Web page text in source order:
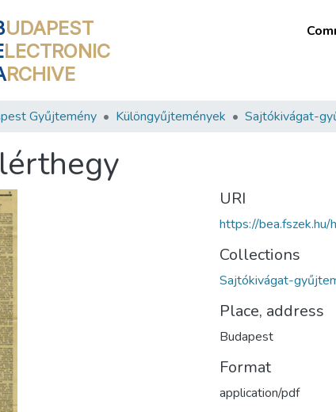
UDAPEST
LECTRONIC
RCHIVE
Gyűjtemény Különgyűjtemények Sajtókivágat-
URI
https://
Collections
Sajtókivágat-
Place, address
Budapest
Format
application/pdf